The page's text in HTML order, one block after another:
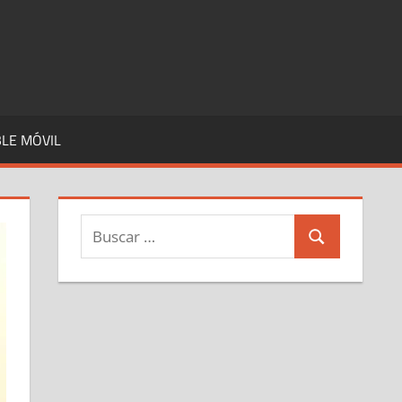
MÓVIL
Buscar:
Buscar